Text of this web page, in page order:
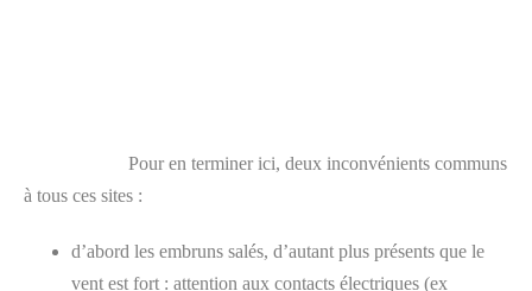
Pour en terminer ici, deux inconvénients communs
à tous ces sites :
d’abord les embruns salés, d’autant plus présents que le
vent est fort : attention aux contacts électriques (ex